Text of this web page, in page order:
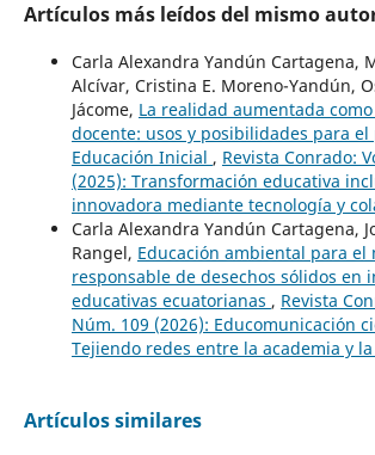
Artículos más leídos del mismo
Carla Alexandra Yandún Cartagena,
Alcívar, Cristina E. Moreno-Yandún,
Jácome, La realidad aumentada
docente: usos y posibilidades para
Educación Inicial , Revista Conrado:
(2025): Transformación educativa
innovadora mediante tecnología y
Carla Alexandra Yandún Cartagena,
Rangel, Educación ambiental para el
responsable de desechos sólidos en
educativas ecuatorianas , Revista
Núm. 109 (2026): Educomunicación
Tejiendo redes entre la academia y
Artículos similares